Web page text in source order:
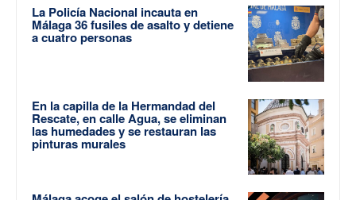
La Policía Nacional incauta en
Málaga 36 fusiles de asalto y detiene
a cuatro personas
En la capilla de la Hermandad del
Rescate, en calle Agua, se eliminan
las humedades y se restauran las
pinturas murales